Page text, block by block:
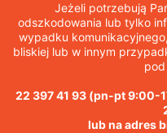
Jeżeli potrzebują
odszkodowania lub tylko
wypadku
bliskiej lub w innym
22 397 41 93 (pn-pt 9:00-
lub na adres